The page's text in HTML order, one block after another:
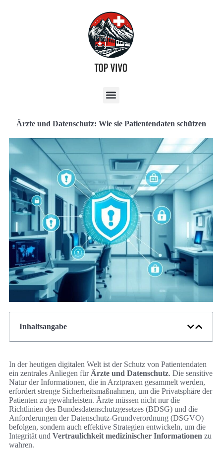
Ärzte und Datenschutz: Wie sie Patientendaten schützen
Inhaltsangabe
In der heutigen digitalen Welt ist der Schutz von Patientendaten
ein zentrales Anliegen für Ärzte und Datenschutz. Die sensitive
Natur der Informationen, die in Arztpraxen gesammelt werden,
erfordert strenge Sicherheitsmaßnahmen, um die Privatsphäre der
Patienten zu gewährleisten. Ärzte müssen nicht nur die
Richtlinien des Bundesdatenschutzgesetzes (BDSG) und die
Anforderungen der Datenschutz-Grundverordnung (DSGVO)
befolgen, sondern auch effektive Strategien entwickeln, um die
Integrität und Vertraulichkeit medizinischer Informationen zu
wahren.